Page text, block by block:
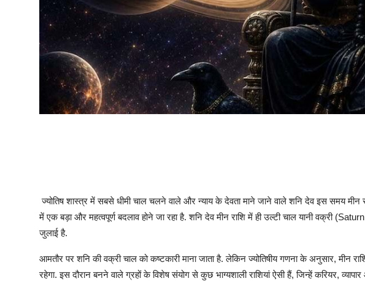
ज्योतिष शास्त्र में सबसे धीमी चाल चलने वाले और न्याय के देवता माने जाने वाले शनि देव इस समय मीन
में एक बड़ा और महत्वपूर्ण बदलाव होने जा रहा है. शनि देव मीन राशि में ही उल्टी चाल यानी वक्री
जुलाई है.
आमतौर पर शनि की वक्री चाल को कष्टकारी माना जाता है. लेकिन ज्योतिषीय गणना के अनुसार, मीन
रहेगा. इस दौरान बनने वाले ग्रहों के विशेष संयोग से कुछ भाग्यशाली राशियां ऐसी हैं, जिन्हें करियर,